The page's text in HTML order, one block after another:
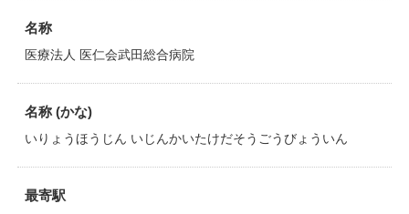
名称
医療法人 医仁会武田総合病院
名称 (かな)
いりょうほうじん いじんかいたけだそうごうびょういん
最寄駅